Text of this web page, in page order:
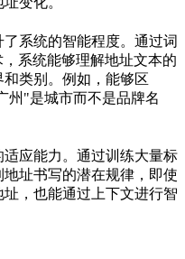
系统的智能程度。通过词
，系统能够理解地址文本的
类别。例如，能够区
州 "是城市而不是品牌名
应能力。通过训练大量标
址书写的潜在规律，即使
，也能通过上下文进行智